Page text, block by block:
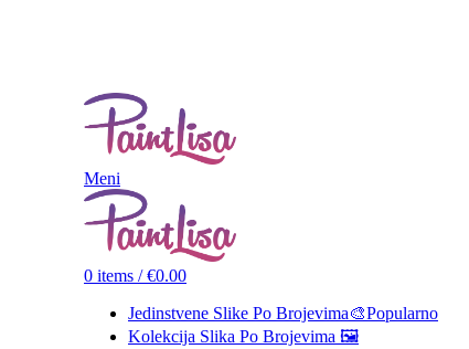
Meni
0 items / €0.00
Jedinstvene Slike Po Brojevima🎨Popularno
Kolekcija Slika Po Brojevima 🖼️